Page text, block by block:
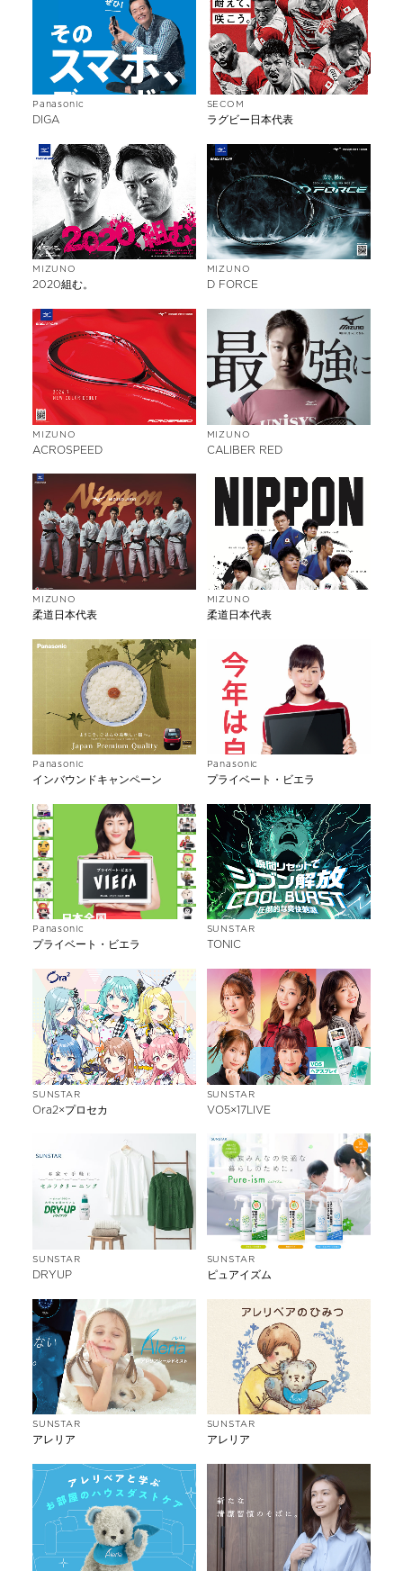
Panasonic
DIGA
SECOM
ラグビー日本代表
MIZUNO
2020組む。
MIZUNO
D FORCE
MIZUNO
ACROSPEED
MIZUNO
CALIBER RED
MIZUNO
柔道日本代表
MIZUNO
柔道日本代表
Panasonic
インバウンドキャンペーン
Panasonic
プライベート・ビエラ
Panasonic
プライベート・ビエラ
SUNSTAR
TONIC
SUNSTAR
Ora2×プロセカ
SUNSTAR
VO5×17LIVE
SUNSTAR
DRYUP
SUNSTAR
ピュアイズム
SUNSTAR
アレリア
SUNSTAR
アレリア